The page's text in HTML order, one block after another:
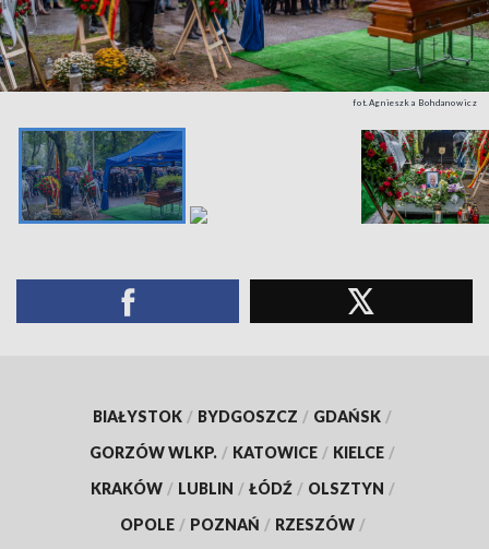
fot.Agnieszka Bohdanowicz
BIAŁYSTOK / BYDGOSZCZ / GDAŃSK /
GORZÓW WLKP. / KATOWICE / KIELCE /
KRAKÓW / LUBLIN / ŁÓDŹ / OLSZTYN /
OPOLE / POZNAŃ / RZESZÓW /